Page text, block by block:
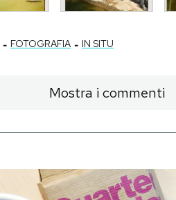
- FOTOGRAFIA - IN SITU
Mostra i commenti